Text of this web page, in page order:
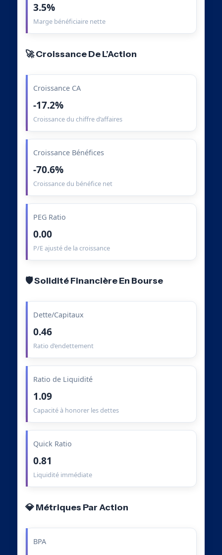
3.5%
Marge bénéficiaire nette
🚀 Croissance De L’Action
Croissance CA
-17.2%
Croissance du chiffre d’affaires
Croissance Bénéfices
-70.6%
Croissance du bénéfice net
PEG Ratio
0.00
P/E ajusté de la croissance
🛡️ Solidité Financière En Bourse
Dette/Capitaux
0.46
Ratio d’endettement
Ratio de Liquidité
1.09
Capacité à honorer les dettes
Quick Ratio
0.81
Liquidité immédiate
💎 Métriques Par Action
BPA